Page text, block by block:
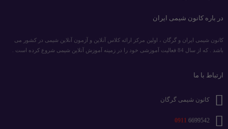
در باره کانون شیمی ایران
کانون شیمی ایران و گرگان ، اولین مرکز ارائه کلاس آنلاین و آزمون آنلاین شیمی در کشور می
باشد . که از سال 84 فعالیت آموزشی خود را در زمینه آموزش آنلاین شیمی شروع کرده است .
ارتباط با ما
کانون شیمی گرگان
0911 6699542